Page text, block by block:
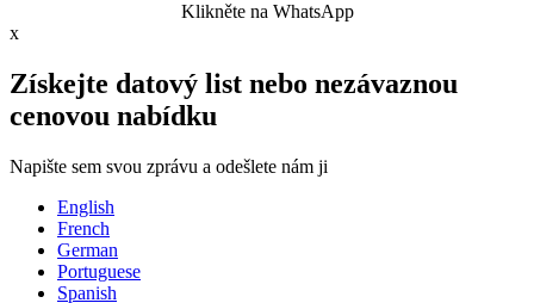
Klikněte na WhatsApp
x
Získejte datový list nebo nezávaznou
cenovou nabídku
Napište sem svou zprávu a odešlete nám ji
English
French
German
Portuguese
Spanish